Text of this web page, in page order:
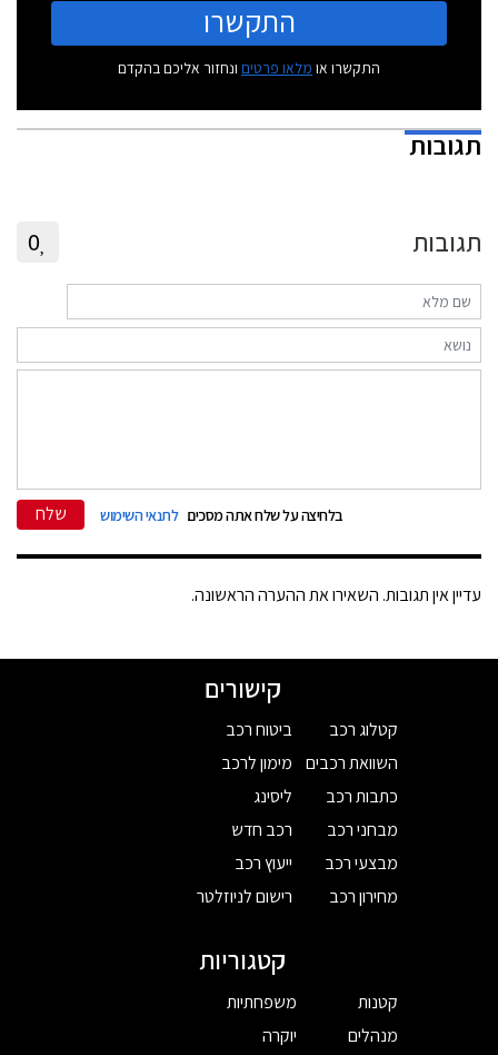
התקשרו
התקשרו או מלאו פרטים ונחזור אליכם בהקדם
תגובות
תגובות 0
בלחיצה על שלח אתה מסכים לתנאי השימוש שלח
עדיין אין תגובות. השאירו את ההערה הראשונה.
קישורים
קטלוג רכב
השוואת רכבים
כתבות רכב
מבחני רכב
מבצעי רכב
מחירון רכב
ביטוח רכב
מימון לרכב
ליסינג
רכב חדש
ייעוץ רכב
רישום לניוזלטר
קטגוריות
קטנות
מנהלים
משפחתיות
יוקרה